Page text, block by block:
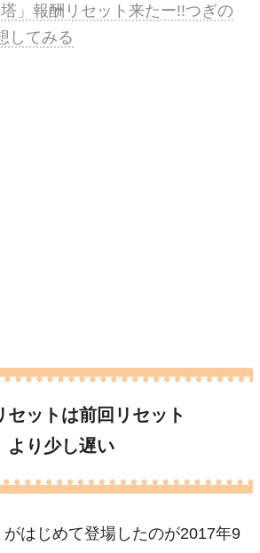
塔」報酬リセット来たー!!つぎの
してみる
セットは前回リセット
より少し遅い
がはじめて登場したのが2017年9